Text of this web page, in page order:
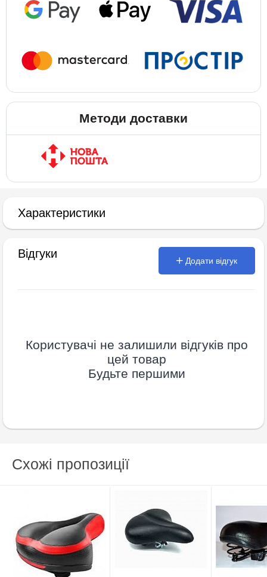
Методи доставки
Характеристики
Відгуки
Додати відгук
Користувачі не залишили відгуків про
цей товар
Будьте першими
Схожі пропозиції